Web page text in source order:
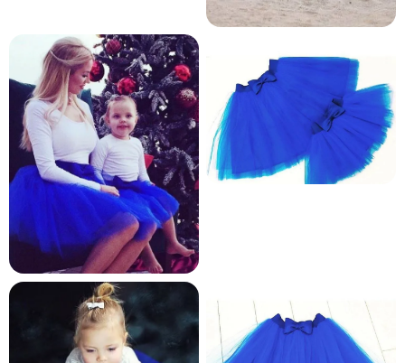
и по лични мерки